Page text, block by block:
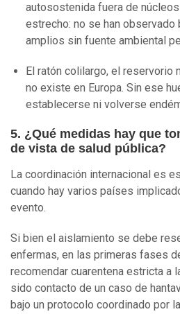
autosostenida fuera de
estrecho: no se han
amplios sin fuente ambiental
El ratón colilargo, el reservorio
no existe en Europa. Sin ese
establecerse ni volverse
5. ¿Qué medidas hay que
de vista de salud pública?
La coordinación internacional es
cuando hay varios países
evento.
Si bien el aislamiento se debe
enfermas, en las primeras fases
recomendar cuarentena estricta a
sido contacto de un caso de
bajo un protocolo coordinado por